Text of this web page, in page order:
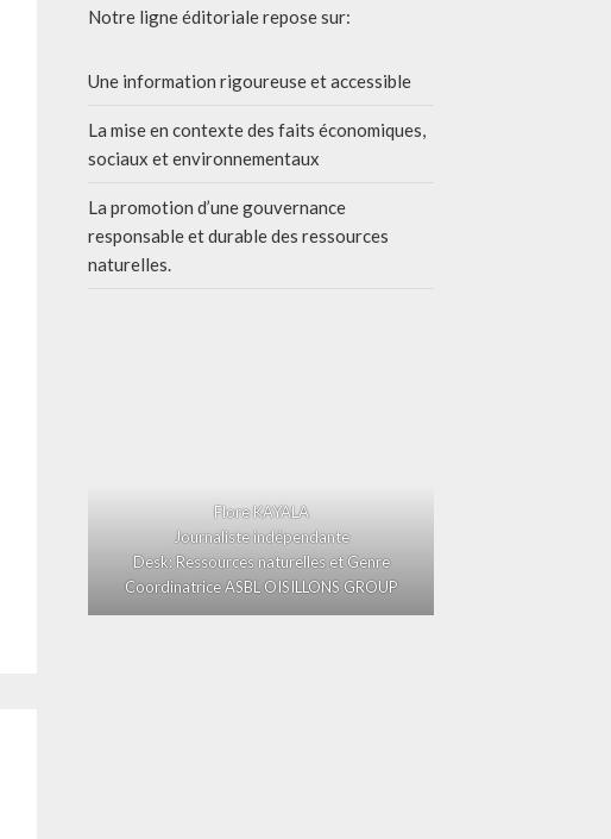
Notre ligne éditoriale repose sur:
Une information rigoureuse et accessible
La mise en contexte des faits économiques,
sociaux et environnementaux
La promotion d’une gouvernance
responsable et durable des ressources
naturelles.
Flore KAYALA
Journaliste indépendante
Desk: Ressources naturelles et Genre
Coordinatrice ASBL OISILLONS GROUP